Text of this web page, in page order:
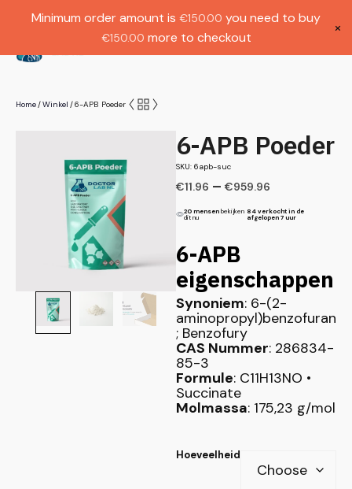
€1000.
Home/Winkel /6-APB Poeder
6-APB Poeder
SKU: 6apb-suc
€11.96 – €959.96
20 mensen bekijken
dit nu
84 verkocht in de
afgelopen 7 uur
6-APB
eigenschappen
Synoniem: 6-(2-
aminopropyl)benzofuran
; Benzofury
CAS Nummer: 286834-
85-3
Formule: C11H13NO •
Succinate
Molmassa: 175,23 g/mol
Hoeveelheid
Minimum order amount is €150.00 you need to buy
€150.00 more to checkout
×